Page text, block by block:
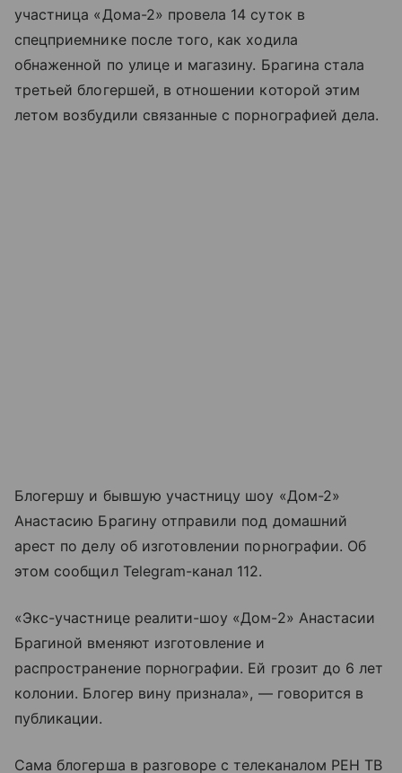
участница «Дома-2» провела 14 суток в
спецприемнике после того, как ходила
обнаженной по улице и магазину. Брагина стала
третьей блогершей, в отношении которой этим
летом возбудили связанные с порнографией дела.
Блогершу и бывшую участницу шоу «Дом-2»
Анастасию Брагину отправили под домашний
арест по делу об изготовлении порнографии. Об
этом сообщил Telegram-канал 112.
«Экс-участнице реалити-шоу «Дом-2» Анастасии
Брагиной вменяют изготовление и
распространение порнографии. Ей грозит до 6 лет
колонии. Блогер вину признала», — говорится в
публикации.
Сама блогерша в разговоре с телеканалом РЕН ТВ